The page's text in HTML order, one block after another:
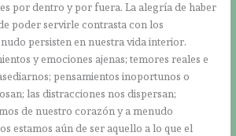
por dentro y por fuera. La alegría de haber
poder servirle contrasta con los
persisten en nuestra vida interior.
y emociones ajenas; temores reales e
pensamientos inoportunos o
las distracciones nos dispersan;
de nuestro corazón y a menudo
estamos aún de ser aquello a lo que el